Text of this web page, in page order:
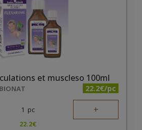
et muscleso 100ml
22.2€/pc
1 pc +
22.2€